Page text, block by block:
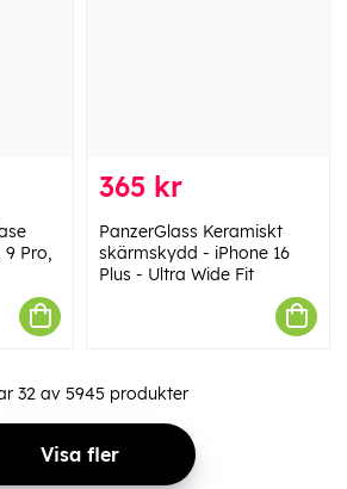
9 Pro,
365 kr
PanzerGlass Keramiskt
skärmskydd - iPhone 16
Plus - Ultra Wide Fit
32av 5945 produkter
Visa fler